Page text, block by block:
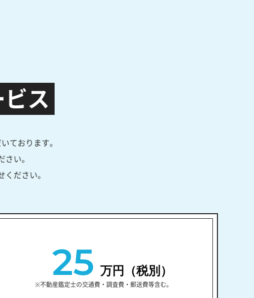
ス
ております。
い。
ださい。
25 万円（税別）
※不動産鑑定士の交通費・調査費・郵送費等含む。